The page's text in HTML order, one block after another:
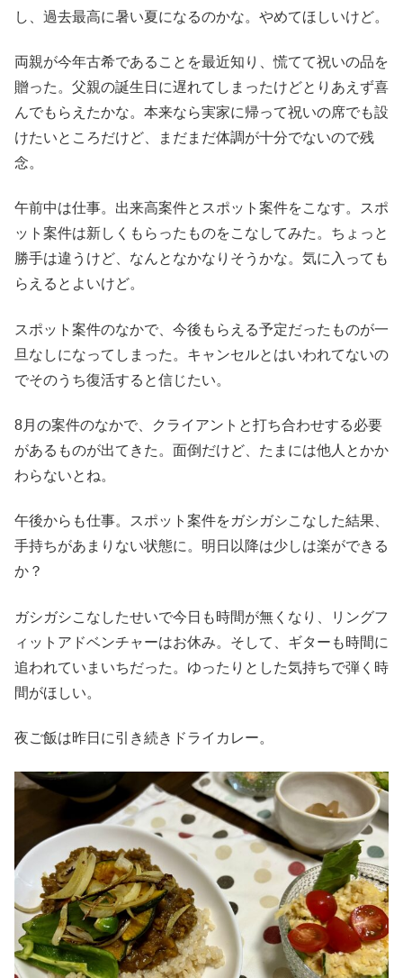
し、過去最高に暑い夏になるのかな。やめてほしいけど。
両親が今年古希であることを最近知り、慌てて祝いの品を
贈った。父親の誕生日に遅れてしまったけどとりあえず喜
んでもらえたかな。本来なら実家に帰って祝いの席でも設
けたいところだけど、まだまだ体調が十分でないので残
念。
午前中は仕事。出来高案件とスポット案件をこなす。スポ
ット案件は新しくもらったものをこなしてみた。ちょっと
勝手は違うけど、なんとなかなりそうかな。気に入っても
らえるとよいけど。
スポット案件のなかで、今後もらえる予定だったものが一
旦なしになってしまった。キャンセルとはいわれてないの
でそのうち復活すると信じたい。
8月の案件のなかで、クライアントと打ち合わせする必要
があるものが出てきた。面倒だけど、たまには他人とかか
わらないとね。
午後からも仕事。スポット案件をガシガシこなした結果、
手持ちがあまりない状態に。明日以降は少しは楽ができる
か？
ガシガシこなしたせいで今日も時間が無くなり、リングフ
ィットアドベンチャーはお休み。そして、ギターも時間に
追われていまいちだった。ゆったりとした気持ちで弾く時
間がほしい。
夜ご飯は昨日に引き続きドライカレー。